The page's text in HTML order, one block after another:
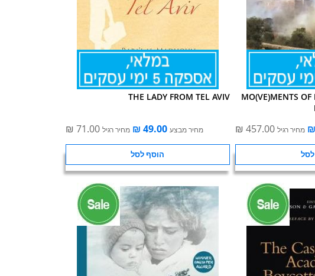
MO(VE)MENTS OF
מחיר רגיל ‏457.00 ‏₪
THE LADY FROM TEL AVIV
מחיר מבצע ‏49.00 ‏₪ מחיר רגיל ‏71.00 ‏₪
הוסף לסל